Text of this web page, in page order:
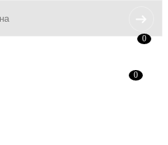
0
0